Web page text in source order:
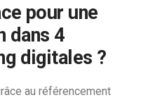
pour une
dans 4
digitales ?
au référencement